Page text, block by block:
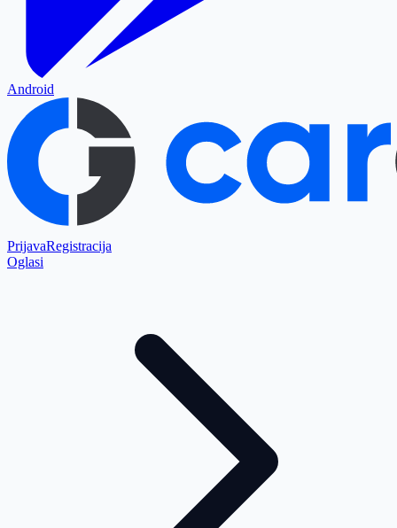
Android
PrijavaRegistracija
Oglasi